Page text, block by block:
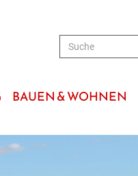
BAUEN & WOHNEN